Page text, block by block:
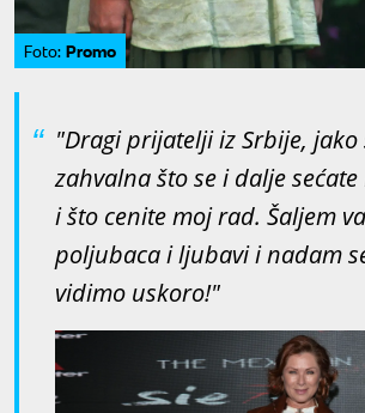
Foto: Promo
"Dragi prijatelji iz Srbije, jako
zahvalna što se i dalje
i što cenite moj rad. Šaljem
poljubaca i ljubavi i nadam
vidimo uskoro!"